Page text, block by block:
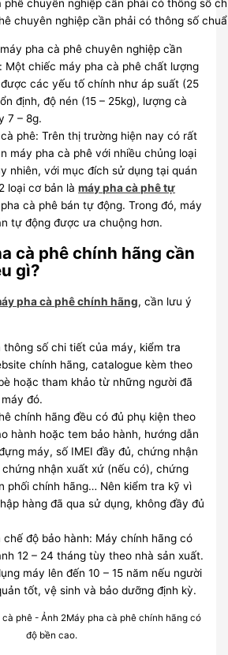
chuyên nghiệp cần phải có thông số
pha cà phê chuyên nghiệp cần
Một chiếc máy pha cà phê chất lượng
các yếu tố chính như áp suất (25
định, độ nén (15 – 25kg), lượng cà
7 – 8g.
phê: Trên thị trường hiện nay có rất
máy pha cà phê với nhiều chủng loại
nhiên, với mục đích sử dụng tại quán
loại cơ bản làmáy pha cà phê tự
cà phê bán tự động. Trong đó, máy
tự động được ưa chuộng hơn.
cà phê chính hãng cần
gì?
pha cà phê chính hãng, cần lưu ý
thông số chi tiết của máy, kiểm tra
chính hãng, catalogue kèm theo
hoặc tham khảo từ những người đã
đó.
chính hãng đều có đủ phụ kiện theo
hành hoặc tem bảo hành, hướng dẫn
máy, số IMEI đầy đủ, chứng nhận
nhận xuất xứ (nếu có), chứng
phối chính hãng… Nên kiểm tra kỹ vì
hàng đã qua sử dụng, không đầy đủ
chế độ bảo hành: Máy chính hãng có
12 – 24 tháng tùy theo nhà sản xuất.
máy lên đến 10 – 15 năm nếu người
tốt, vệsinh và bảo dưỡng định kỳ.
Máy pha cà phê chính hãng có
độ bền cao.